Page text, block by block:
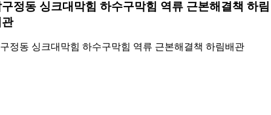
정동 싱크대막힘 하수구막힘 역류 근본해결책 하림
정동 싱크대막힘 하수구막힘 역류 근본해결책 하림배관